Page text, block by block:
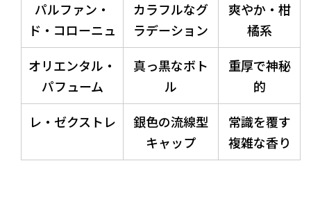
パルファン・
ド・コローニュ
カラフルなグ
ラデーション
爽やか・柑
橘系
オリエンタル・
パフューム
真っ黒なボト
ル
重厚で神秘
的
レ・ゼクストレ
銀色の流線型
キャップ
常識を覆す
複雑な香り